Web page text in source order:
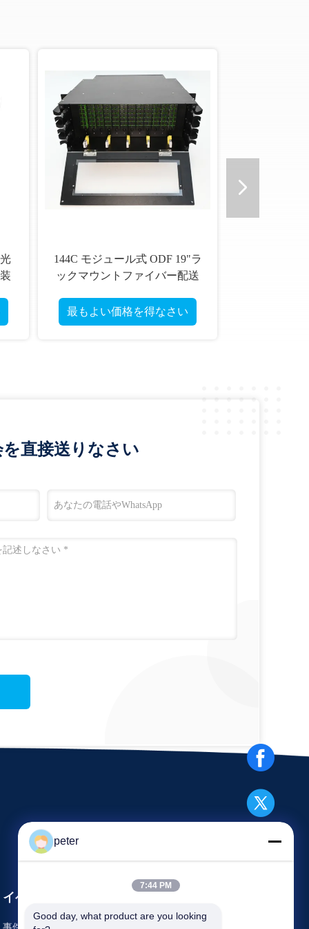
144C モジュール式 ODF 19"ラ
ックマウントファイバー配送
最もよい価格を得なさい
直接送りなさい
イベント
peter
7:44 PM
Good day, what product are you looking